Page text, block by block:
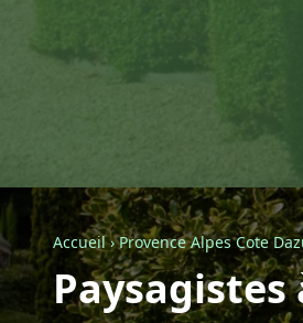
Accueil›Provence Alpes Cote
Paysagistes